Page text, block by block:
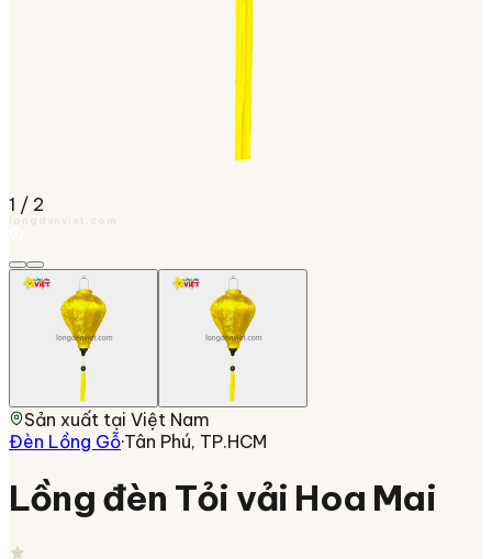
1 / 2
longdenviet.com
Sản xuất tại Việt Nam
Đèn Lồng Gỗ·Tân Phú, TP.HCM
Lồng đèn Tỏi vải Hoa Mai